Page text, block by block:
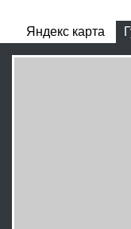
Яндекс карта